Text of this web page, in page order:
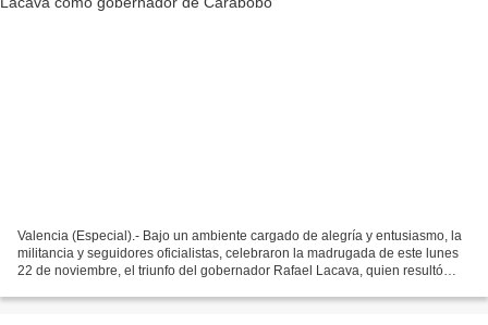
Valencia (Especial).- Bajo un ambiente cargado de alegría y entusiasmo, la
militancia y seguidores oficialistas, celebraron la madrugada de este lunes
22 de noviembre, el triunfo del gobernador Rafael Lacava, quien resultó